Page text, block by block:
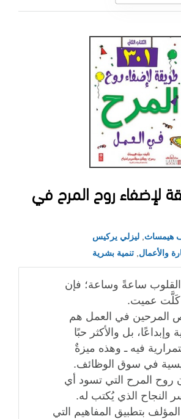
لإضفاء روح المرح في
هيمساث ليزلي يركيس
والأعمال تنمية بشرية
ساعةً وساعة؛ فإن
كَلَّت عميت.
المرحين في العمل هم
وإبداعًا، بل والأكثر حبًا
فيه ـ وهذه ميزةٌ
في سوق الوظائف.
روح المرح التي تسود أي
الذي يُكتب له.
بتطبيق المفاهيم التي